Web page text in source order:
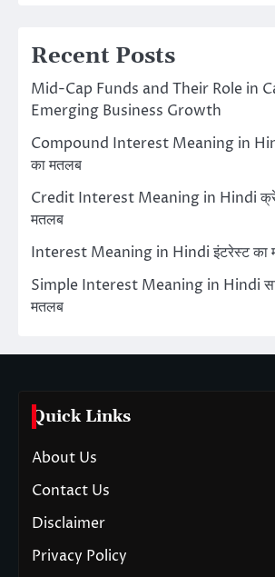
Recent Posts
Mid-Cap Funds and Their Role in
Emerging Business Growth
Compound Interest Meaning in
का मतलब
Credit Interest Meaning in Hindi
मतलब
Interest Meaning in Hindi इंटरेस्ट का
Simple Interest Meaning in Hindi
मतलब
Quick Links
About Us
Contact Us
Disclaimer
Privacy Policy